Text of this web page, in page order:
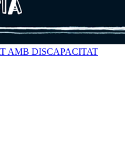
AMB DISCAPACITAT